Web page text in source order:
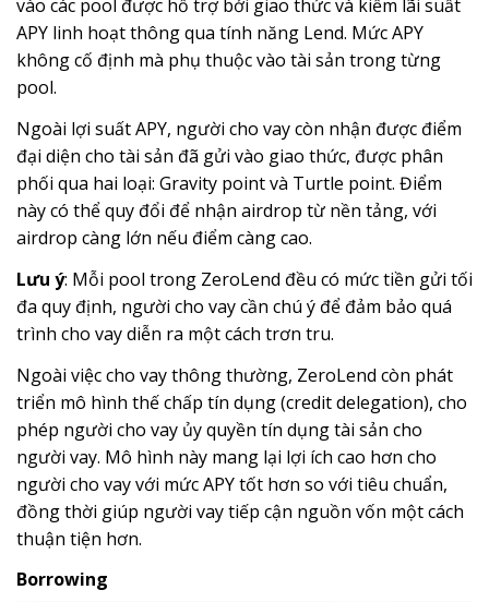
vào các pool được hỗ trợ bởi giao thức và kiếm lãi suất
APY linh hoạt thông qua tính năng Lend. Mức APY
không cố định mà phụ thuộc vào tài sản trong từng
pool.
Ngoài lợi suất APY, người cho vay còn nhận được điểm
đại diện cho tài sản đã gửi vào giao thức, được phân
phối qua hai loại: Gravity point và Turtle point. Điểm
này có thể quy đổi để nhận airdrop từ nền tảng, với
airdrop càng lớn nếu điểm càng cao.
Lưu ý: Mỗi pool trong ZeroLend đều có mức tiền gửi tối
đa quy định, người cho vay cần chú ý để đảm bảo quá
trình cho vay diễn ra một cách trơn tru.
Ngoài việc cho vay thông thường, ZeroLend còn phát
triển mô hình thế chấp tín dụng (credit delegation), cho
phép người cho vay ủy quyền tín dụng tài sản cho
người vay. Mô hình này mang lại lợi ích cao hơn cho
người cho vay với mức APY tốt hơn so với tiêu chuẩn,
đồng thời giúp người vay tiếp cận nguồn vốn một cách
thuận tiện hơn.
Borrowing